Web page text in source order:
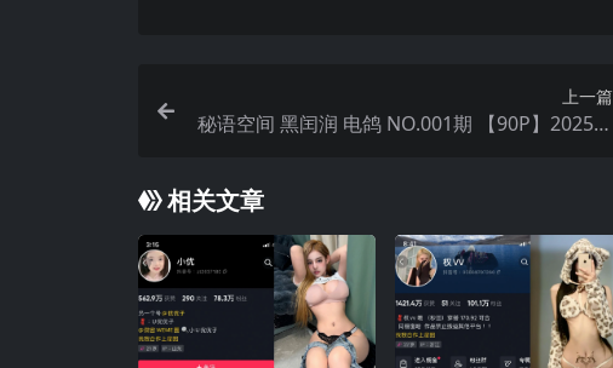
上一篇
秘语空间 黑闰润 电鸽 NO.001期 【90P】2025年
相关文章